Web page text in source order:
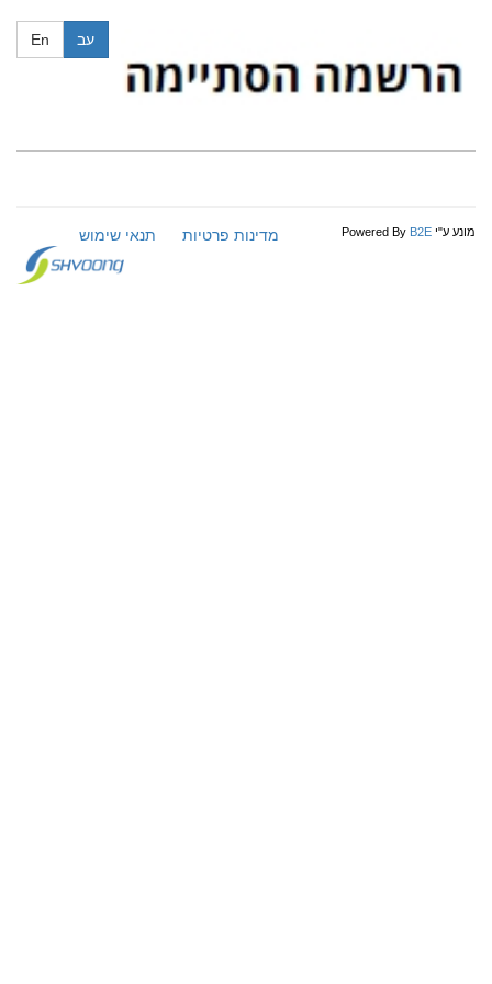
עב En
מונע ע"י Powered By מדינות פרטיות תנאי שימוש